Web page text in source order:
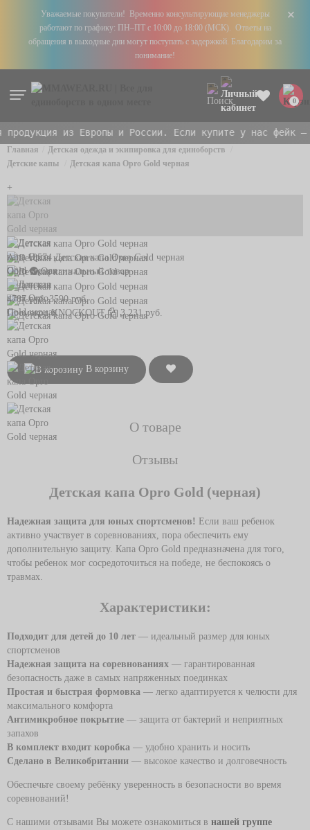
+
Уважаемые покупатели! Временно консультирующие менеджеры
работают по графику: ПН–ПТ с 10:00 до 18:00 (МСК). Ответы на
обращения в выходные дни могут поступать с задержкой. Благодарим за
понимание!
0
из Европы и России. Если купите у нас фейк —
Главная
Детская одежда и экипировка для единоборств
Детские капы
Детская капа Opro Gold черная
+
Арт. 10574 Детская капа Opro Gold черная
Opro
Оригинальный товар
В наличии
4787 руб. 3590 руб.
Промокод KNOCKOUT 3 231 руб.
В корзину
О товаре
Отзывы
Детская капа Opro Gold (черная)
Надежная защита для юных спортсменов! Если ваш ребенок
активно участвует в соревнованиях, пора обеспечить ему
дополнительную защиту. Капа Opro Gold предназначена для того,
чтобы ребенок мог сосредоточиться на победе, не беспокоясь о
травмах.
Характеристики:
Подходит для детей до 10 лет — идеальный размер для юных
спортсменов
Надежная защита на соревнованиях — гарантированная
безопасность даже в самых напряженных поединках
Простая и быстрая формовка — легко адаптируется к челюсти для
максимального комфорта
Антимикробное покрытие — защита от бактерий и неприятных
запахов
В комплект входит коробка — удобно хранить и носить
Сделано в Великобритании — высокое качество и долговечность
Обеспечьте своему ребёнку уверенность в безопасности во время
соревнований!
С нашими отзывами Вы можете ознакомиться в нашей группе